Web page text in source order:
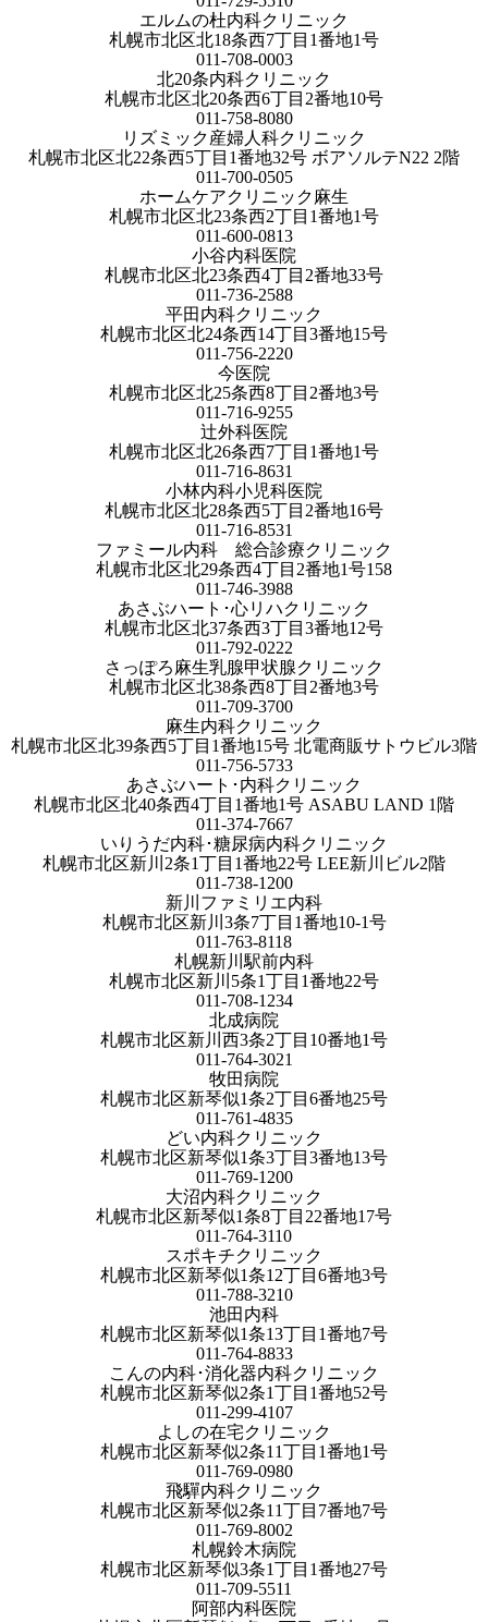
エルムの杜内科クリニック
札幌市北区北18条西7丁目1番地1号
011-708-0003
北20条内科クリニック
札幌市北区北20条西6丁目2番地10号
011-758-8080
リズミック産婦人科クリニック
札幌市北区北22条西5丁目1番地32号 ボアソルテN22 2階
011-700-0505
ホームケアクリニック麻生
札幌市北区北23条西2丁目1番地1号
011-600-0813
小谷内科医院
札幌市北区北23条西4丁目2番地33号
011-736-2588
平田内科クリニック
札幌市北区北24条西14丁目3番地15号
011-756-2220
今医院
札幌市北区北25条西8丁目2番地3号
011-716-9255
辻外科医院
札幌市北区北26条西7丁目1番地1号
011-716-8631
小林内科小児科医院
札幌市北区北28条西5丁目2番地16号
011-716-8531
ファミール内科 総合診療クリニック
札幌市北区北29条西4丁目2番地1号158
011-746-3988
あさぶハート･心リハクリニック
札幌市北区北37条西3丁目3番地12号
011-792-0222
さっぽろ麻生乳腺甲状腺クリニック
札幌市北区北38条西8丁目2番地3号
011-709-3700
麻生内科クリニック
札幌市北区北39条西5丁目1番地15号 北電商販サトウビル3階
011-756-5733
あさぶハート･内科クリニック
札幌市北区北40条西4丁目1番地1号 ASABU LAND 1階
011-374-7667
いりうだ内科･糖尿病内科クリニック
札幌市北区新川2条1丁目1番地22号 LEE新川ビル2階
011-738-1200
新川ファミリエ内科
札幌市北区新川3条7丁目1番地10-1号
011-763-8118
札幌新川駅前内科
札幌市北区新川5条1丁目1番地22号
011-708-1234
北成病院
札幌市北区新川西3条2丁目10番地1号
011-764-3021
牧田病院
札幌市北区新琴似1条2丁目6番地25号
011-761-4835
どい内科クリニック
札幌市北区新琴似1条3丁目3番地13号
011-769-1200
大沼内科クリニック
札幌市北区新琴似1条8丁目22番地17号
011-764-3110
スポキチクリニック
札幌市北区新琴似1条12丁目6番地3号
011-788-3210
池田内科
札幌市北区新琴似1条13丁目1番地7号
011-764-8833
こんの内科･消化器内科クリニック
札幌市北区新琴似2条1丁目1番地52号
011-299-4107
よしの在宅クリニック
札幌市北区新琴似2条11丁目1番地1号
011-769-0980
飛驒内科クリニック
札幌市北区新琴似2条11丁目7番地7号
011-769-8002
札幌鈴木病院
札幌市北区新琴似3条1丁目1番地27号
011-709-5511
阿部内科医院